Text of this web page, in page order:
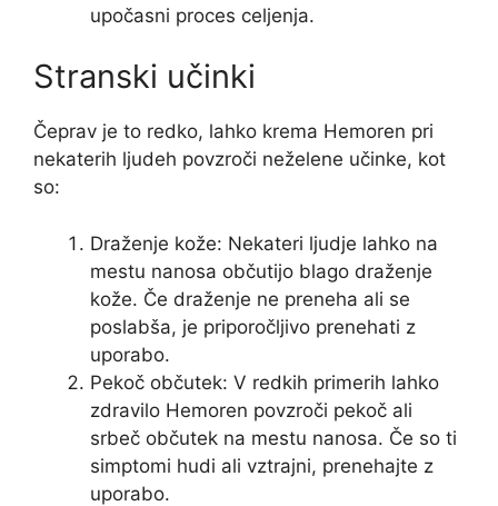
upočasni proces celjenja.
Stranski učinki
Čeprav je to redko, lahko krema Hemoren pri
nekaterih ljudeh povzroči neželene učinke, kot
so:
Draženje kože: Nekateri ljudje lahko na
mestu nanosa občutijo blago draženje
kože. Če draženje ne preneha ali se
poslabša, je priporočljivo prenehati z
uporabo.
Pekoč občutek: V redkih primerih lahko
zdravilo Hemoren povzroči pekoč ali
srbeč občutek na mestu nanosa. Če so ti
simptomi hudi ali vztrajni, prenehajte z
uporabo.